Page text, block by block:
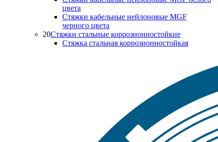
цвета
Стяжки кабельные нейлоновые MGF
черного цвета
20Стяжки стальные коррозионностойкие
Стяжка стальная коррозионностойкая